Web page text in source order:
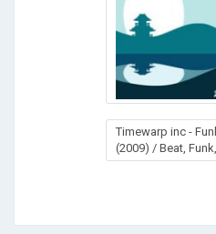
Timewarp inc -
(2009) / Beat,